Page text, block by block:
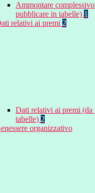
Ammontare
pubblicare in tabelle) 1
relativi ai premi 2
Dati relativi ai premi (da
tabelle) 2
organizzativo